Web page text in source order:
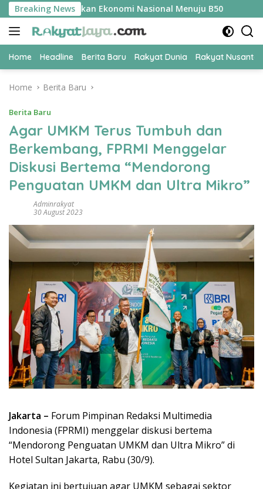
Skip
to
content
Breaking News
Amankan Ekonomi Nasional Menuju B50
Home Headline Berita Baru Rakyat Dunia Rakyat
Home Berita Baru
Berita Baru
Agar UMKM Terus Tumbuh dan
Berkembang, FPRMI Menggelar
Diskusi Bertema “Mendorong
Penguatan UMKM dan Ultra Mikro”
Adminrakyat
30 August 2023
Jakarta – Forum Pimpinan Redaksi Multimedia
Indonesia (FPRMI) menggelar diskusi bertema
“Mendorong Penguatan UMKM dan Ultra Mikro” di
Hotel Sultan Jakarta, Rabu (30/9).
Kegiatan ini bertujuan agar UMKM sebagai sektor